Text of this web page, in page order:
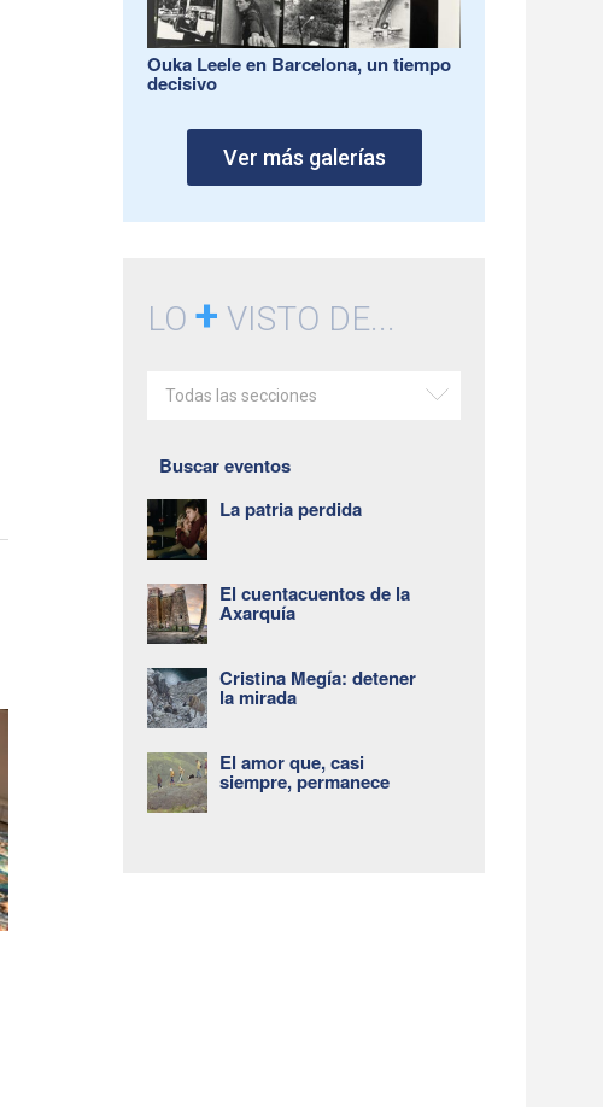
Ouka Leele en Barcelona, un tiempo
decisivo
Ver más galerías
LO+ VISTO DE...
Todas las secciones
Buscar eventos
La patria perdida
El cuentacuentos de la
Axarquía
Cristina Megía: detener
la mirada
El amor que, casi
siempre, permanece